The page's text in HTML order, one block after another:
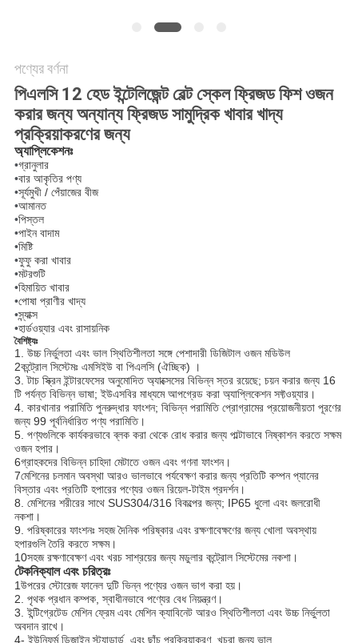
পণ্যের বর্ণনা
পিএলসি 12 হেড ইন্টেলিজেন্ট বেল্ট স্কেল ফ্রিজড ফিশ ওজন
করার জন্য অন্যান্য ফ্রিজড সামুদ্রিক খাবার খাদ্য
প্রক্রিয়াকরণের জন্য
অ্যাপ্লিকেশনঃ
•গ্রানুলার
•বার আকৃতির পণ্য
•সূর্যমুখী / পেঁয়াজের বীজ
•আমানত
•পিস্তল
•পাইন বাদাম
•মিষ্টি
•ফুফু করা খাবার
•মটরশুটি
•হিমায়িত খাবার
•পোষা প্রাণীর খাদ্য
•স্ন্যাক্স
•হার্ডওয়্যার এবং রাসায়নিক
বৈশিষ্ট্যঃ
1. উচ্চ নির্ভুলতা এবং ভাল স্থিতিশীলতা সঙ্গে পেশাদারী ডিজিটাল ওজন মডিউল
2কন্ট্রোল সিস্টেমঃ এমসিইউ বা পিএলসি (ঐচ্ছিক) ।
3. টাচ স্ক্রিন ইন্টারফেসের অনুমোদিত অ্যাক্সেসের বিভিন্ন স্তর রয়েছে; চয়ন করার জন্য 16
টি পর্যন্ত বিভিন্ন ভাষা; ইউএসবির মাধ্যমে আপগ্রেড করা অ্যাপ্লিকেশন সফ্টওয়্যার।
4. কারখানার পরামিতি পুনরুদ্ধার ফাংশন; বিভিন্ন পরামিতি প্রোগ্রামের প্রয়োজনীয়তা পূরণের
জন্য 99 পূর্বনির্ধারিত পণ্য পরামিতি।
5. পণ্যগুলিকে কার্যকরভাবে ব্লক করা থেকে রোধ করার জন্য পাল্টাভাবে নিষ্কাশন করতে সক্ষম
ওজন হপার।
6গ্রাহকদের বিভিন্ন চাহিদা মেটাতে ওজন এবং গণনা ফাংশন।
7মেশিনের চলমান অবস্থা আরও ভালভাবে পর্যবেক্ষণ করার জন্য প্রতিটি কম্পন প্যানের
বিস্তার এবং প্রতিটি হপারের পণ্যের ওজন রিয়েল-টাইম প্রদর্শন।
8. মেশিনের শরীরের সাথে SUS304/316 বিকল্পের জন্য; IP65 ধুলো এবং জলরোধী
নকশা।
9. পরিষ্কারের ফাংশনঃ সহজ দৈনিক পরিষ্কার এবং রক্ষণাবেক্ষণের জন্য খোলা অবস্থায়
হপারগুলি তৈরি করতে সক্ষম।
10সহজ রক্ষণাবেক্ষণ এবং খরচ সাশ্রয়ের জন্য মডুলার কন্ট্রোল সিস্টেমের নকশা।
টেকনিক্যাল এবং চরিত্রঃ
1উপরের স্টোরেজ ফানেল দুটি ভিন্ন পণ্যের ওজন ভাগ করা হয়।
2. পৃথক প্রধান কম্পক, স্বাধীনভাবে পণ্যের বেধ নিয়ন্ত্রণ।
3. ইন্টিগ্রেটেড মেশিন ফ্রেম এবং মেশিন ক্যাবিনেট আরও স্থিতিশীলতা এবং উচ্চ নির্ভুলতা
অবদান রাখে।
4- ইউনিফর্ম ডিজাইন স্ট্যান্ডার্ড, এবং ছাঁচ প্রক্রিয়াকরণ, খুচরা জন্য ভাল